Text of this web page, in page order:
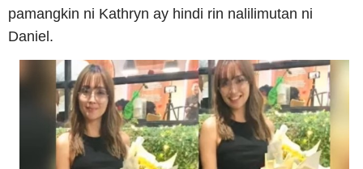
pamangkin ni Kathryn ay hindi rin nalilimutan ni
Daniel.